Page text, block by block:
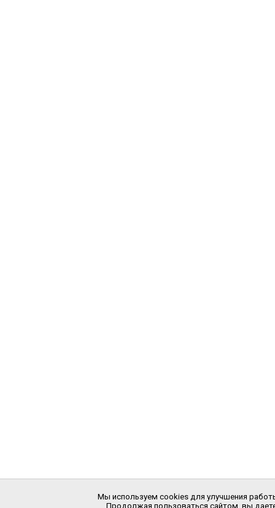
Мы используем cookies для улучшения
Продолжая пользоваться сайтом, вы